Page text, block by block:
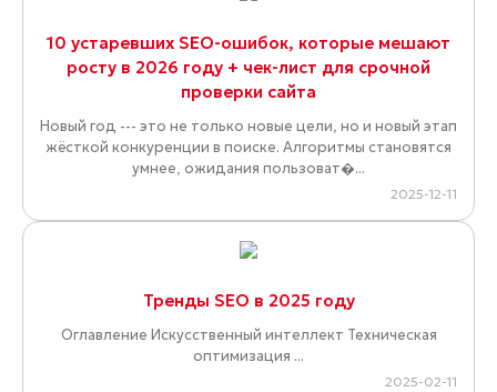
10 устаревших SEO-ошибок, которые мешают
росту в 2026 году + чек-лист для срочной
проверки сайта
Новый год --- это не только новые цели, но и новый этап
жёсткой конкуренции в поиске. Алгоритмы становятся
умнее, ожидания пользоват�...
2025-12-11
Тренды SEO в 2025 году
Оглавление Искусственный интеллект Техническая
оптимизация ...
2025-02-11